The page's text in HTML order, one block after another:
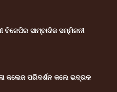
ବିଜେପିର ସାମ୍ବାଦିକ ସମ୍ମିଳନୀ
କଲେଜ ପରିଦର୍ଶନ କଲେ ଭଦ୍ରକ